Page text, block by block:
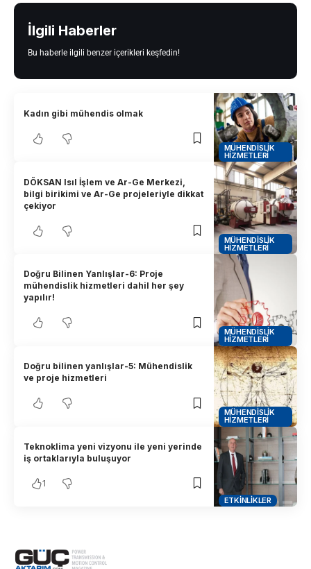
İlgili Haberler
Bu haberle ilgili benzer içerikleri keşfedin!
MÜHENDISLIK
HIZMETLERI
Kadın gibi mühendis olmak
MÜHENDISLIK
HIZMETLERI
DÖKSAN Isıl İşlem ve Ar-Ge Merkezi,
bilgi birikimi ve Ar-Ge projeleriyle dikkat
çekiyor
MÜHENDISLIK
HIZMETLERI
Doğru Bilinen Yanlışlar-6: Proje
mühendislik hizmetleri dahil her şey
yapılır!
MÜHENDISLIK
HIZMETLERI
Doğru bilinen yanlışlar-5: Mühendislik
ve proje hizmetleri
ETKINLIKLER
Teknoklima yeni vizyonu ile yeni yerinde
iş ortaklarıyla buluşuyor
1